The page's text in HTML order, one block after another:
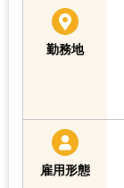
勤務地
雇用形態